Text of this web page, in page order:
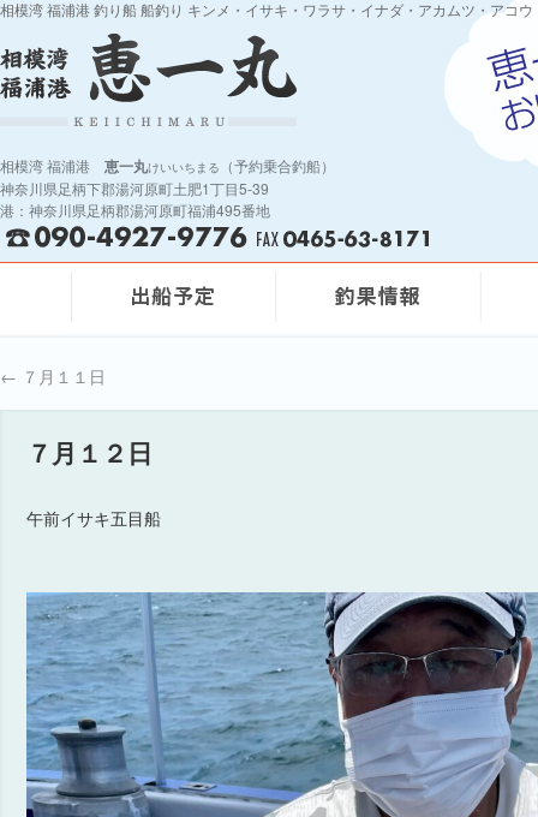
相模湾 福浦港 釣り船 船釣り キンメ・イサキ・ワラサ・イナダ・アカムツ・アコ
相模湾 福浦港 恵一丸けいいちまる
（予約乗合釣船）
神奈川県足柄下郡湯河原町土肥1丁目5-39
港：神奈川県足柄郡湯河原町福浦495番地
← ７月１１日
７月１２日
午前イサキ五目船